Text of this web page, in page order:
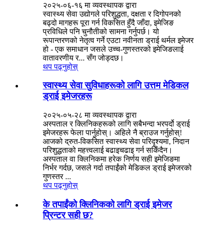
२०२५-०६-१६ मा व्यवस्थापक द्वारा
स्वास्थ्य सेवा उद्योगले परिशुद्धता, दक्षता र दिगोपनको
बढ्दो मागहरू पूरा गर्न विकसित हुँदै जाँदा, इमेजिङ
प्रविधिले पनि चुनौतीको सामना गर्नुपर्छ। यो
रूपान्तरणको नेतृत्व गर्ने एउटा नवीनता ड्राई थर्मल इमेजर
हो - एक समाधान जसले उच्च-गुणस्तरको इमेजिङलाई
वातावरणीय र... सँग जोड्दछ।
थप पढ्नुहोस्
स्वास्थ्य सेवा सुविधाहरूको लागि उत्तम मेडिकल
ड्राई इमेजरहरू
२०२५-०५-२८ मा व्यवस्थापक द्वारा
अस्पताल र क्लिनिकहरूको लागि सबैभन्दा भरपर्दो ड्राई
इमेजरहरू फेला पार्नुहोस्। अहिले नै ब्राउज गर्नुहोस्!
आजको द्रुत-विकसित स्वास्थ्य सेवा परिदृश्यमा, निदान
परिशुद्धताको महत्त्वलाई बढाइचढाइ गर्न सकिँदैन।
अस्पताल वा क्लिनिकमा हरेक निर्णय सही इमेजिङमा
निर्भर गर्दछ, जसले गर्दा तपाईंको मेडिकल ड्राई इमेजरको
गुणस्तर ...
थप पढ्नुहोस्
के तपाईंको क्लिनिकको लागि ड्राई इमेजर
प्रिन्टर सही छ?